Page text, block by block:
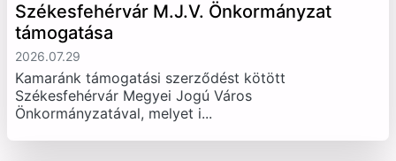
Székesfehérvár M.J.V. Önkormányzat
támogatása
2026.07.29
Kamaránk támogatási szerződést kötött
Székesfehérvár Megyei Jogú Város
Önkormányzatával, melyet i...